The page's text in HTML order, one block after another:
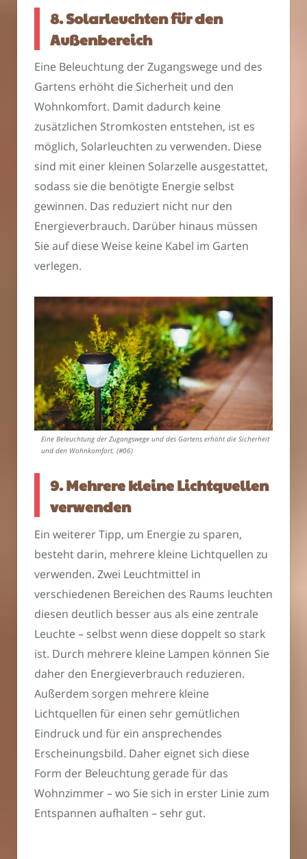
8. Solarleuchten für den
Außenbereich
Eine Beleuchtung der Zugangswege und des
Gartens erhöht die Sicherheit und den
Wohnkomfort. Damit dadurch keine
zusätzlichen Stromkosten entstehen, ist es
möglich, Solarleuchten zu verwenden. Diese
sind mit einer kleinen Solarzelle ausgestattet,
sodass sie die benötigte Energie selbst
gewinnen. Das reduziert nicht nur den
Energieverbrauch. Darüber hinaus müssen
Sie auf diese Weise keine Kabel im Garten
verlegen.
Eine Beleuchtung der Zugangswege und des Gartens erhöht die Sicherheit
und den Wohnkomfort. (#06)
9. Mehrere kleine Lichtquellen
verwenden
Ein weiterer Tipp, um Energie zu sparen,
besteht darin, mehrere kleine Lichtquellen zu
verwenden. Zwei Leuchtmittel in
verschiedenen Bereichen des Raums leuchten
diesen deutlich besser aus als eine zentrale
Leuchte – selbst wenn diese doppelt so stark
ist. Durch mehrere kleine Lampen können Sie
daher den Energieverbrauch reduzieren.
Außerdem sorgen mehrere kleine
Lichtquellen für einen sehr gemütlichen
Eindruck und für ein ansprechendes
Erscheinungsbild. Daher eignet sich diese
Form der Beleuchtung gerade für das
Wohnzimmer – wo Sie sich in erster Linie zum
Entspannen aufhalten – sehr gut.